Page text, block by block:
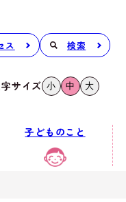
ス 検索
サイズ 小 中 大
子どものこと